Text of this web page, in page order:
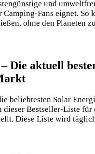
und
Fans eignet. So
ohne den Planeten
‍Die aktuell
beliebtesten Solar
dieser Bestseller-Liste für
Diese Liste ‍wird